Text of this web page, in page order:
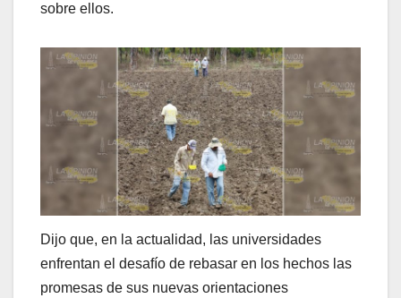
sobre ellos.
Dijo que, en la actualidad, las universidades
enfrentan el desafío de rebasar en los hechos las
promesas de sus nuevas orientaciones